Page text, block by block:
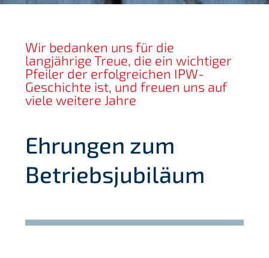
Wir bedanken uns für die
langjährige Treue, die ein wichtiger
Pfeiler der erfolgreichen IPW-
Geschichte ist, und freuen uns auf
viele weitere Jahre
Ehrungen zum
Betriebsjubiläum